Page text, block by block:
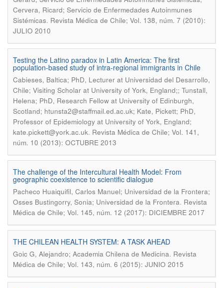
Cervera, Ricard; Servicio de Enfermedades Autoinmunes
Sistémicas. Revista Médica de Chile; Vol. 138, núm. 7 (2010):
JULIO 2010
Testing the Latino paradox in Latin America: The first
population-based study of intra-regional immigrants in Chile
Cabieses, Baltica; PhD, Lecturer at Universidad del Desarrollo,
Chile; Visiting Scholar at University of York, England;; Tunstall,
Helena; PhD, Research Fellow at University of Edinburgh,
Scotland; htunsta2@staffmail.ed.ac.uk; Kate, Pickett; PhD,
Professor of Epidemiology at University of York, England;
kate.pickett@york.ac.uk. Revista Médica de Chile; Vol. 141,
núm. 10 (2013): OCTUBRE 2013
The challenge of the Intercultural Health Model: From
geographic coexistence to scientific dialogue
Pacheco Huaiquifil, Carlos Manuel; Universidad de la Frontera;
Osses Bustingorry, Sonia; Universidad de la Frontera. Revista
Médica de Chile; Vol. 145, núm. 12 (2017): DICIEMBRE 2017
THE CHILEAN HEALTH SYSTEM: A TASK AHEAD
Goic G, Alejandro; Academia Chilena de Medicina. Revista
Médica de Chile; Vol. 143, núm. 6 (2015): JUNIO 2015